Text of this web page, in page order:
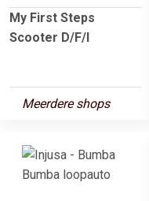
My First Steps
Scooter D/F/I
Meerdere shops